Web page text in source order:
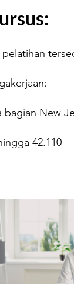
bagian New
42.110